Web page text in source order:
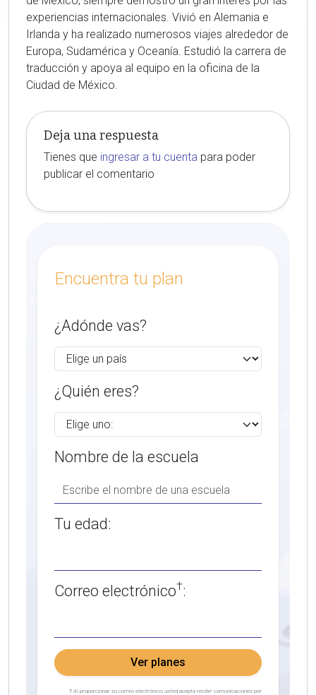
experiencias internacionales. Vivió en Alemania e
Irlanda y ha realizado numerosos viajes alrededor de
Europa, Sudamérica y Oceanía. Estudió la carrera de
traducción y apoya al equipo en la oficina de la
Ciudad de México.
Deja una respuesta
Tienes que ingresar a tu cuenta para poder
publicar el comentario
Encuentra tu plan
¿Adónde vas?
¿Quién eres?
Nombre de la escuela
Tu edad:
Correo electrónico†:
Ver planes
† Al proporcionar su correo electrónico, usted acepta recibir comunicaciones por